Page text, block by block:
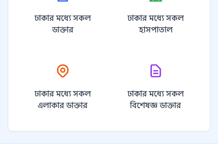
ঢাকার মধ্যে সকল
ডাক্তার
ঢাকার মধ্যে সকল
হাসপাতাল
ঢাকার মধ্যে সকল
এলাকার ডাক্তার
ঢাকার মধ্যে সকল
বিশেষজ্ঞ ডাক্তার